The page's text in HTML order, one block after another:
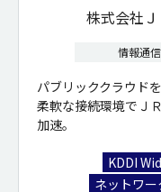
株式会社
情報通信
パブリッククラウド
柔軟な接続環境でＪ
加速。
KDDI
ネットワ